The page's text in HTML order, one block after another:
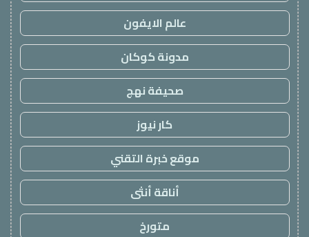
عالم الايفون
مدونة كوكان
صحيفة نهج
كار نيوز
موقع خبرة التقني
أناقة أنثى
متورخ